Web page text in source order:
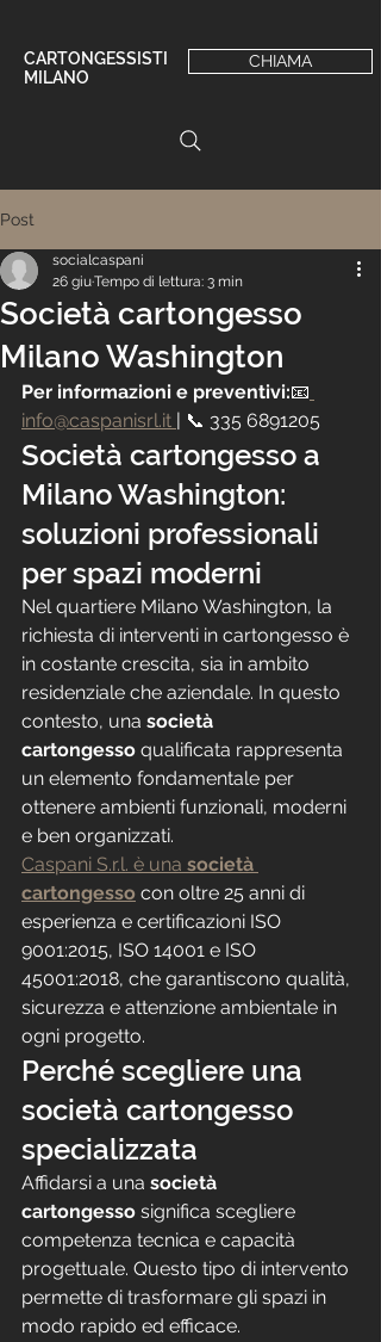
CARTONGESSISTI
MILANO
CHIAMA
Post
Società cartongesso
Milano Washington
socialcaspani
26 giuTempo di lettura: 3 min
Per informazioni e preventivi:📧
info@caspanisrl.it | 📞 335 6891205
Società cartongesso a
Milano Washington:
soluzioni professionali
per spazi moderni
Nel quartiere Milano Washington, la
richiesta di interventi in cartongesso è
in costante crescita, sia in ambito
residenziale che aziendale. In questo
contesto, una società
cartongesso qualificata rappresenta
un elemento fondamentale per
ottenere ambienti funzionali, moderni
e ben organizzati.
Caspani S.r.l. è una società
cartongesso con oltre 25 anni di
esperienza e certificazioni ISO
9001:2015, ISO 14001 e ISO
45001:2018, che garantiscono qualità,
sicurezza e attenzione ambientale in
ogni progetto.
Perché scegliere una
società cartongesso
specializzata
Affidarsi a una società
cartongesso significa scegliere
competenza tecnica e capacità
progettuale. Questo tipo di intervento
permette di trasformare gli spazi in
modo rapido ed efficace.